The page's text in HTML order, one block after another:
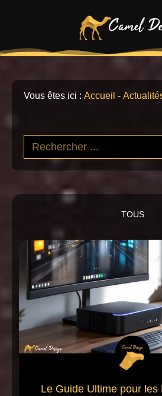
Vous êtes ici : Accueil -
TOUS
Le Guide Ultime pour les